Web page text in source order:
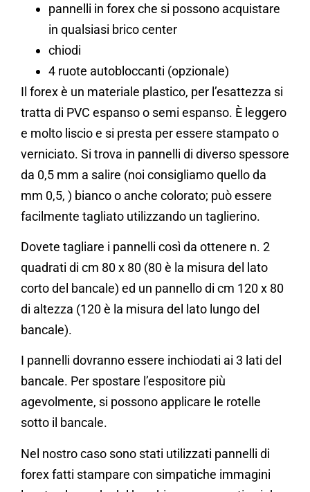
pannelli in forex che si possono acquistare
in qualsiasi brico center
chiodi
4 ruote autobloccanti (opzionale)
Il forex è un materiale plastico, per l’esattezza si
tratta di PVC espanso o semi espanso. È leggero
e molto liscio e si presta per essere stampato o
verniciato. Si trova in pannelli di diverso spessore
da 0,5 mm a salire (noi consigliamo quello da
mm 0,5, ) bianco o anche colorato; può essere
facilmente tagliato utilizzando un taglierino.
Dovete tagliare i pannelli così da ottenere n. 2
quadrati di cm 80 x 80 (80 è la misura del lato
corto del bancale) ed un pannello di cm 120 x 80
di altezza (120 è la misura del lato lungo del
bancale).
I pannelli dovranno essere inchiodati ai 3 lati del
bancale. Per spostare l’espositore più
agevolmente, si possono applicare le rotelle
sotto il bancale.
Nel nostro caso sono stati utilizzati pannelli di
forex fatti stampare con simpatiche immagini